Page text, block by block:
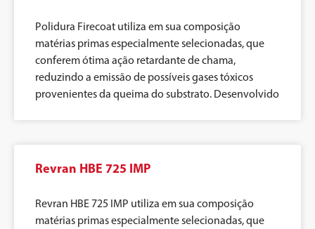
Polidura Firecoat utiliza em sua composição
matérias primas especialmente selecionadas, que
conferem ótima ação retardante de chama,
reduzindo a emissão de possíveis gases tóxicos
provenientes da queima do substrato. Desenvolvido
Revran HBE 725 IMP
Revran HBE 725 IMP utiliza em sua composição
matérias primas especialmente selecionadas, que